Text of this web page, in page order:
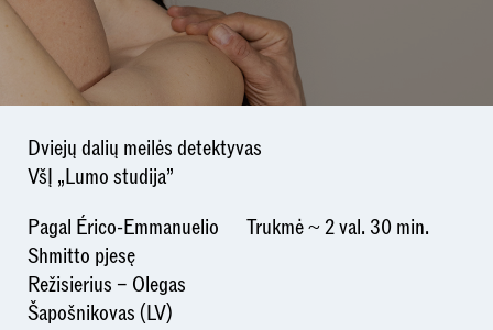
Dviejų dalių meilės detektyvas
VšĮ „Lumo studija”
Pagal Érico-Emmanuelio
Shmitto pjesę
Režisierius – Olegas
Šapošnikovas (LV)
Trukmė ~ 2 val. 30 min.